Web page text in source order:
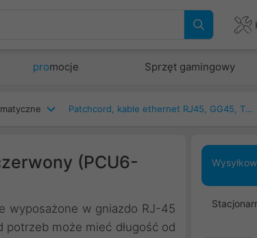
promocje Sprzęt gamingowy
Patchcord, kable ethernet RJ45, GG45, TERA
(PCU6-
wyposażone w gniazdo RJ-45
może mieć długość od